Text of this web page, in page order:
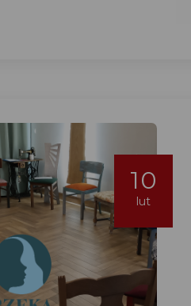
10
lut